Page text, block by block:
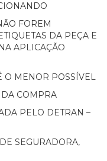
FOREM
DA PEÇA E
APLICAÇÃO
O MENOR POSSÍVEL
COMPRA
PELO DETRAN –
SEGURADORA,